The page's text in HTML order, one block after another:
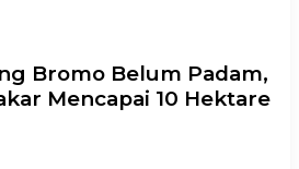
Bromo Belum Padam,
Mencapai 10 Hektare